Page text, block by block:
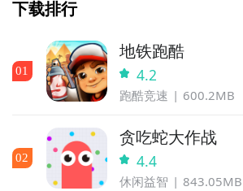
下载排行
01
地铁跑酷
4.2
跑酷竞速 600.2MB
02
贪吃蛇大作战
4.4
休闲益智 843.05MB